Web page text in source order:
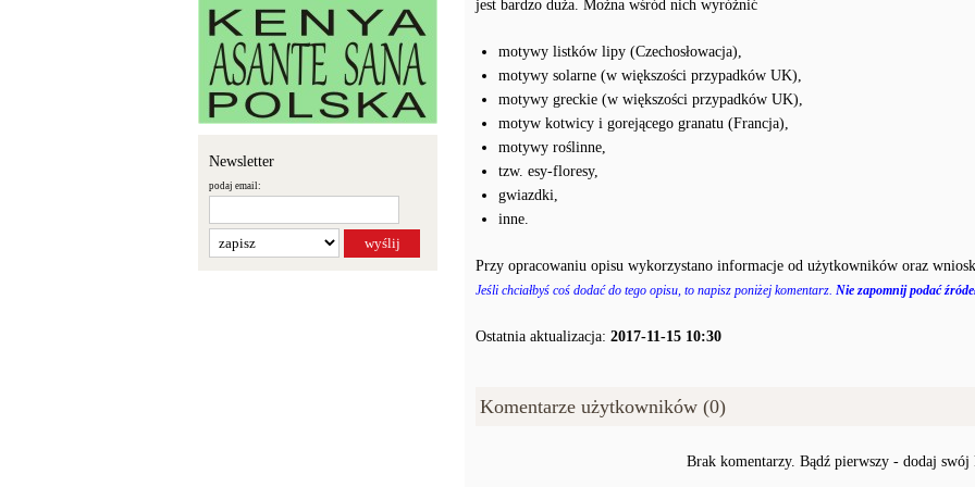
Newsletter
podaj email:
jest bardzo duża. Można wśród nich wyróżnić
motywy listków lipy (Czechosłowacja),
motywy solarne (w większości przypadków UK),
motywy greckie (w większości przypadków UK),
motyw kotwicy i gorejącego granatu (Francja),
motywy roślinne,
tzw. esy-floresy,
gwiazdki,
inne.
Przy opracowaniu opisu wykorzystano informacje od użytkowników oraz
Jeśli chciałbyś coś dodać do tego opisu, to napisz poniżej komentarz. Nie zapomnij podać
Ostatnia aktualizacja: 2017-11-15 10:30
Komentarze użytkowników (0)
Brak komentarzy. Bądź pierwszy - dodaj swój